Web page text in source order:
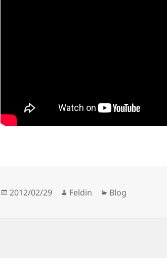
Posted
2012/02/29 Author
Feldin Categories
Blog